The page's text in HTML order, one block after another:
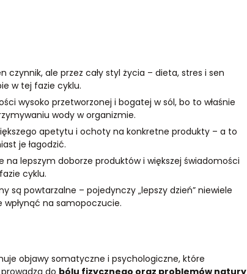
czynnik, ale przez cały styl życia – dieta, stres i sen
w tej fazie cyklu.
wysoko przetworzonej i bogatej w sól, bo to właśnie
wody w organizmie.
apetytu i ochoty na konkretne produkty – a to
je łagodzić.
na lepszym doborze produktów i większej świadomości
cyklu.
są powtarzalne – pojedynczy „lepszy dzień” niewiele
na samopoczucie.
objawy somatyczne i psychologiczne, które
do bólu fizycznego oraz problemów natury